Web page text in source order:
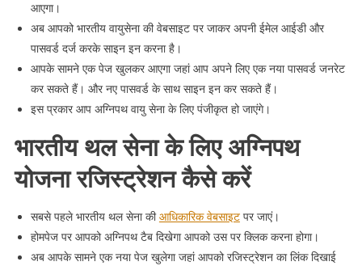
आएगा।
अब आपको भारतीय वायुसेना की वेबसाइट पर जाकर अपनी ईमेल आईडी और
पासवर्ड दर्ज करके साइन इन करना है।
आपके सामने एक पेज खुलकर आएगा जहां आप अपने लिए एक नया पासवर्ड जनरेट
कर सकते हैं। और नए पासवर्ड के साथ साइन इन कर सकते हैं।
इस प्रकार आप अग्निपथ वायु सेना के लिए पंजीकृत हो जाएंगे।
भारतीय थल सेना के लिए अग्निपथ
योजना रजिस्ट्रेशन कैसे करें
सबसे पहले भारतीय थल सेना कीआधिकारिक वेबसाइटपर जाएं।
होमपेज पर आपको अग्निपथ टैब दिखेगा आपको उस पर क्लिक करना होगा।
अब आपके सामने एक नया पेज खुलेगा जहां आपको रजिस्ट्रेशन का लिंक दिखाई